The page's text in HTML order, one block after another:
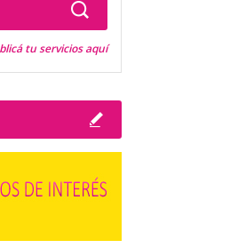
tu servicios aquí